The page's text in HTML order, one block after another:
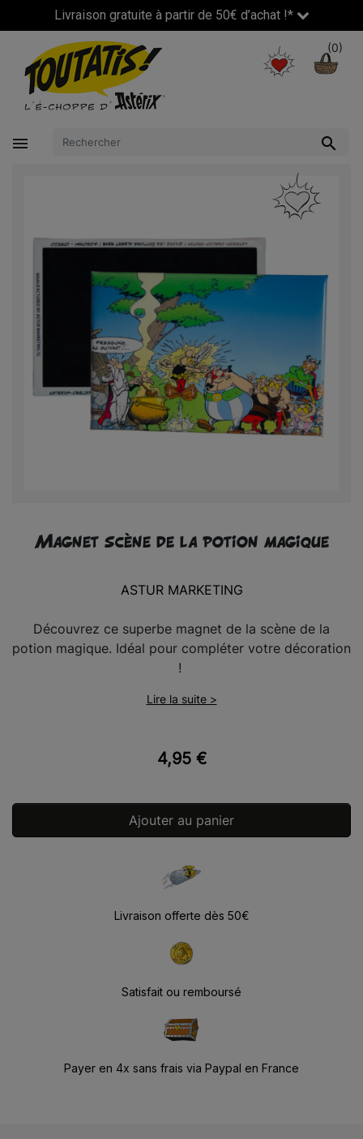
Livraison gratuite à partir de 50€ d’achat !*
(0)
 
Magnet scène de la potion magique
ASTUR MARKETING
Découvrez ce superbe magnet de la scène de la
potion magique. Idéal pour compléter votre décoration
!
Lire la suite >
4,95 €
Ajouter au panier
Livraison offerte dès 50€
Satisfait ou remboursé
Payer en 4x sans frais via Paypal en France